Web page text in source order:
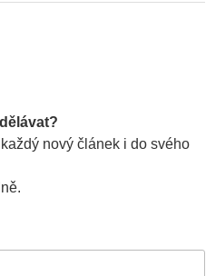
nový článek i do svého